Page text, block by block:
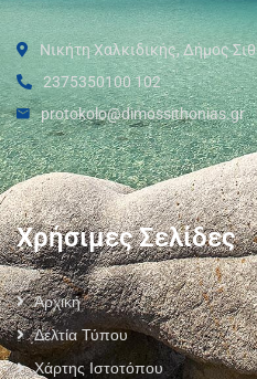
Νικήτη Χαλκιδικής, Δήμος
2375350100 102
protokolo@dimossithonias.gr
Χρήσιμες Σελίδες
Αρχική
Δελτία Τύπου
Χάρτης Ιστοτόπου